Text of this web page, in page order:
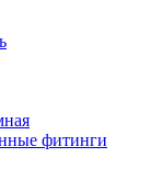
фитинги